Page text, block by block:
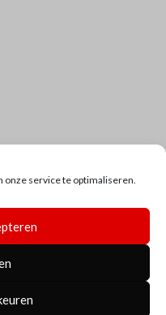
onze service te optimaliseren.